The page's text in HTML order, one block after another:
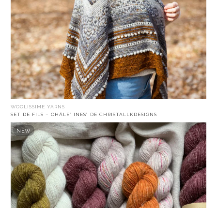
WOOLISSIME YARNS
SET DE FILS – CHÂLE” INES” DE CHRISTALLKDESIGNS
NEW